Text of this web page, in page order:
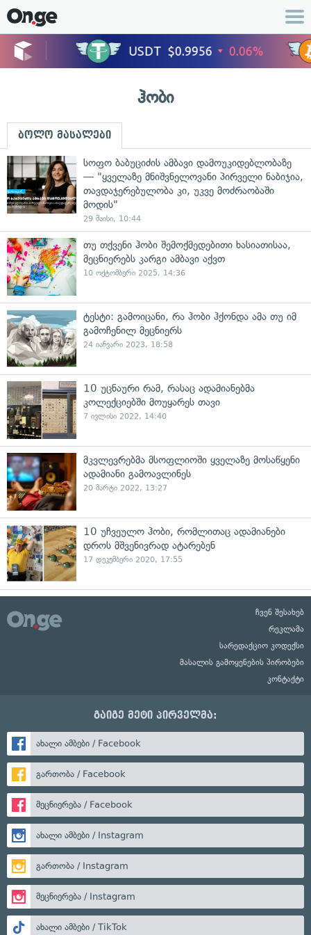
ჰობი
ბოლო მასალები
სოფო ბაბუციძის ამბავი დამოუკიდებლობაზე
— "ყველაზე მნიშვნელოვანი პირველი ნაბიჯია,
თავდაჯერებულობა კი, უკვე მოძრაობაში
მოდის"
29 მაისი, 10:44
თუ თქვენი ჰობი შემოქმედებითი ხასიათისაა,
მეცნიერებს კარგი ამბავი აქვთ
10 ოქტომბერი 2025, 14:36
ტესტი: გამოიცანი, რა ჰობი ჰქონდა ამა თუ იმ
გამოჩენილ მეცნიერს
24 იანვარი 2023, 18:58
10 უცნაური რამ, რასაც ადამიანებმა
კოლექციებში მოუყარეს თავი
7 ივლისი 2022, 14:40
მკვლევრებმა მსოფლიოში ყველაზე მოსაწყენი
ადამიანი გამოავლინეს
20 მარტი 2022, 13:27
10 უჩვეულო ჰობი, რომლითაც ადამიანები
დროს მშვენივრად ატარებენ
17 დეკემბერი 2020, 17:55
ჩვენ შესახებ
რეკლამა
სარედაქციო კოდექსი
მასალის გამოყენების პირობები
კონტაქტი
გაიგე მეტი პირველმა:
ახალი ამბები / Facebook
გართობა / Facebook
მეცნიერება / Facebook
ახალი ამბები / Instagram
გართობა / Instagram
მეცნიერება / Instagram
ახალი ამბები / TikTok